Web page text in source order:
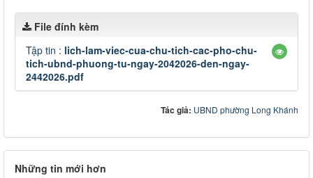
File đính kèm
Tập tin : lich-lam-viec-cua-chu-tich-cac-pho-chu-
tich-ubnd-phuong-tu-ngay-2042026-den-ngay-
2442026.pdf
Tác giả: UBND phường Long Khánh
Những tin mới hơn